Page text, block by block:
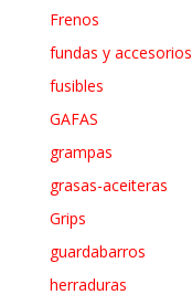
Frenos
fundas y accesorios
fusibles
GAFAS
grampas
grasas-aceiteras
Grips
guardabarros
herraduras